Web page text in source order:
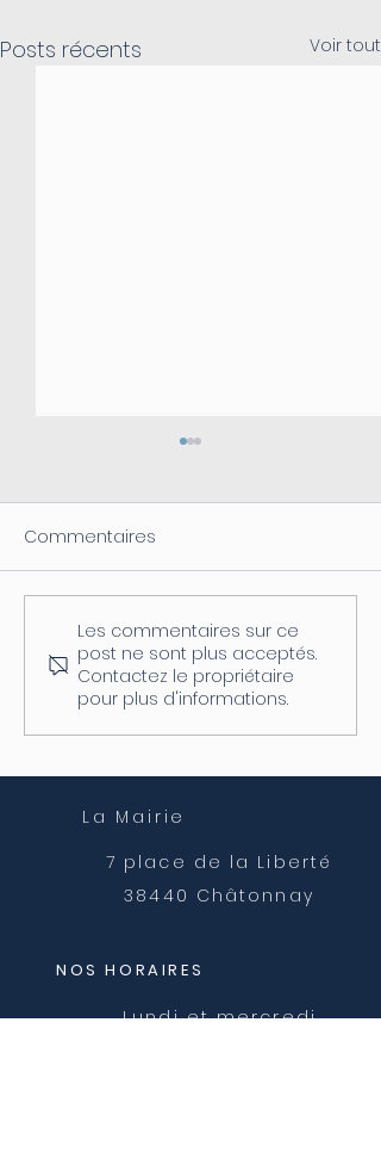
Posts récents Voir tout
Coupure d'électricité le
04/08
Commentaires
Les commentaires sur ce
post ne sont plus acceptés.
Contactez le propriétaire
pour plus d'informations.
La Mairie
7 place de la Liberté
38440 Châtonnay
NOS HORAIRES
Lundi et mercredi